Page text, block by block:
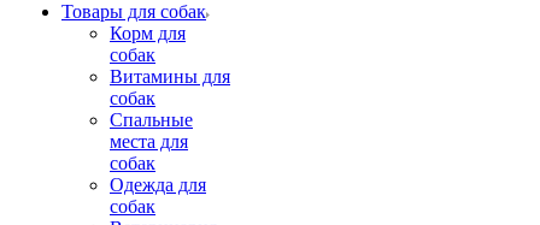
Товары для собак
Корм для
собак
Витамины для
собак
Спальные
места для
собак
Одежда для
собак